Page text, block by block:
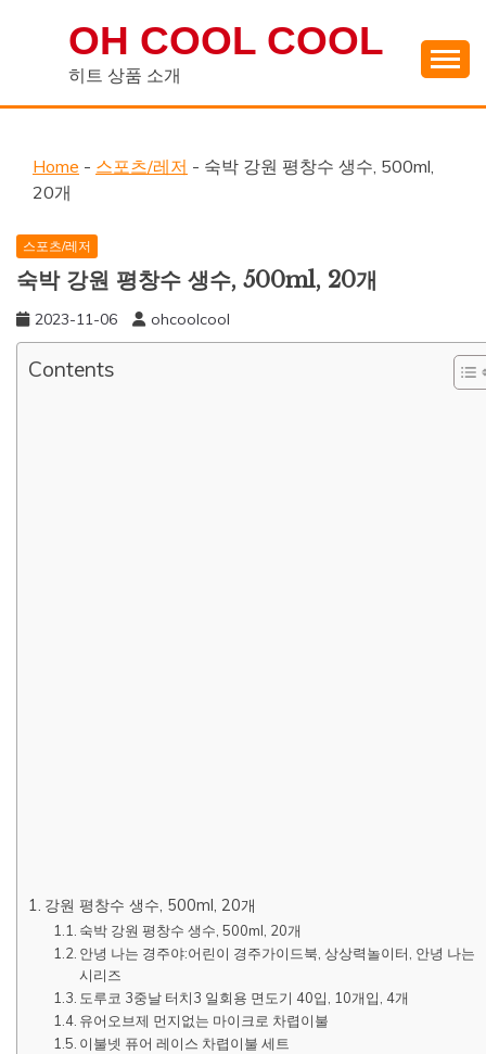
OH COOL COOL
히트 상품 소개
Home - 스포츠/레저 - 숙박 강원 평창수 생수, 500ml,
20개
스포츠/레저
숙박 강원 평창수 생수, 500ml, 20개
2023-11-06 ohcoolcool
Contents
강원 평창수 생수, 500ml, 20개
숙박 강원 평창수 생수, 500ml, 20개
안녕 나는 경주야:어린이 경주가이드북, 상상력놀이터, 안녕 나는
시리즈
도루코 3중날 터치3 일회용 면도기 40입, 10개입, 4개
유어오브제 먼지없는 마이크로 차렵이불
이불넷 퓨어 레이스 차렵이불 세트